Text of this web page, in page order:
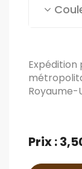
Expédition
Royaume-
Prix :